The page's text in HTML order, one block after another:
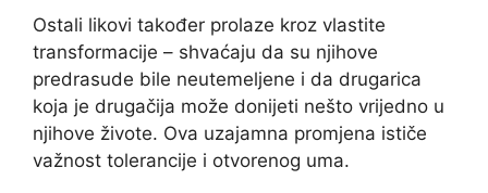
Ostali likovi također prolaze kroz vlastite
transformacije – shvaćaju da su njihove
predrasude bile neutemeljene i da drugarica
koja je drugačija može donijeti nešto vrijedno u
njihove živote. Ova uzajamna promjena ističe
važnost tolerancije i otvorenog uma.